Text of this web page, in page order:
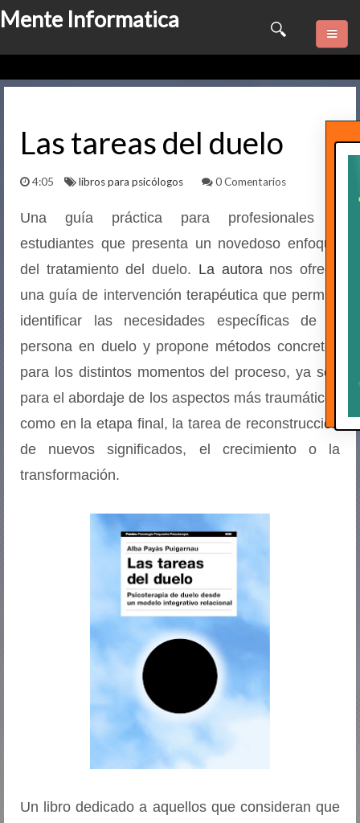
Mente Informatica
Quienes somos
Marketing
Contactame
Las tareas del duelo
4:05 libros para psicólogos 0 Comentarios
Una guía práctica para profesionales y
estudiantes que presenta un novedoso enfoque
del tratamiento del duelo. La autoranos ofrece
una guía de intervención terapéutica que permite
identificar las necesidades específicas de la
persona en duelo y propone métodos concretos
para los distintos momentos del proceso, ya sea
para el abordaje de los aspectos más traumáticos
como en la etapa final, la tarea de reconstrucción
de nuevos significados, el crecimiento o la
transformación.
Un libro dedicado a aquellos que consideran que